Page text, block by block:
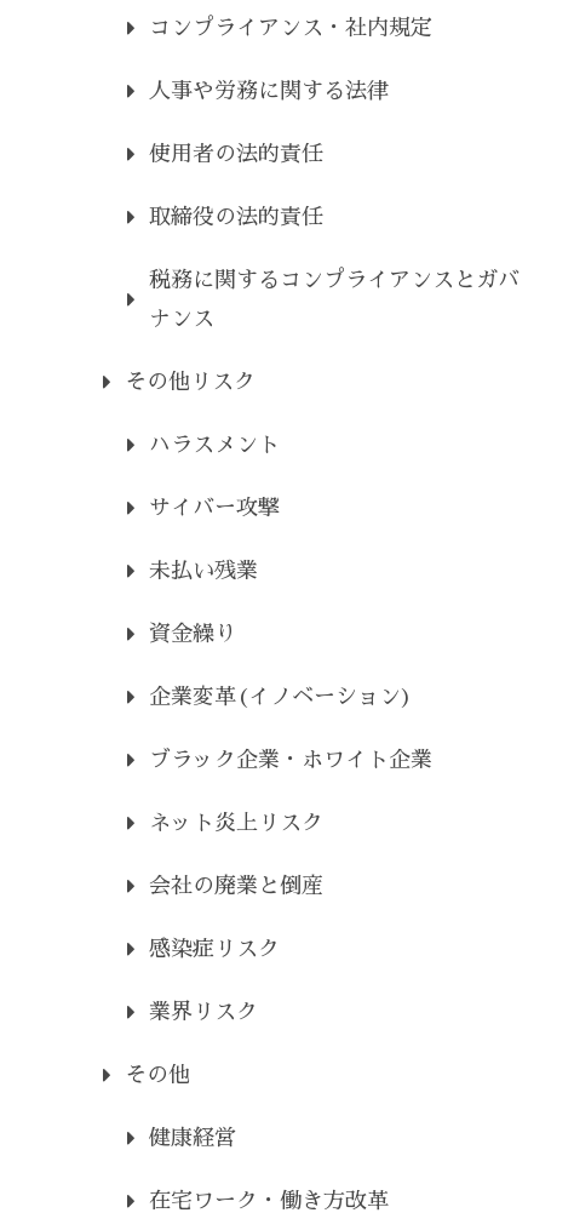
コンプライアンス・社内規定
人事や労務に関する法律
使用者の法的責任
取締役の法的責任
税務に関するコンプライアンスとガバ
ナンス
その他リスク
ハラスメント
サイバー攻撃
未払い残業
資金繰り
企業変革(イノベーション)
ブラック企業・ホワイト企業
ネット炎上リスク
会社の廃業と倒産
感染症リスク
業界リスク
その他
健康経営
在宅ワーク・働き方改革